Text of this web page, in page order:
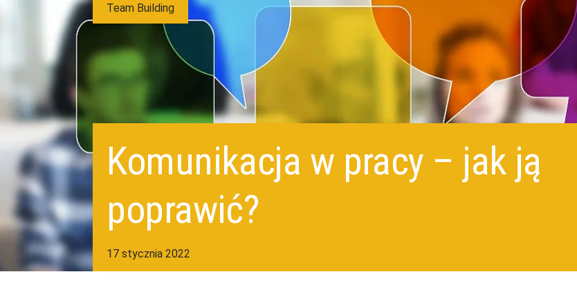
Komunikacja w pracy – jak ją
poprawić?
17 stycznia 2022
Team Building